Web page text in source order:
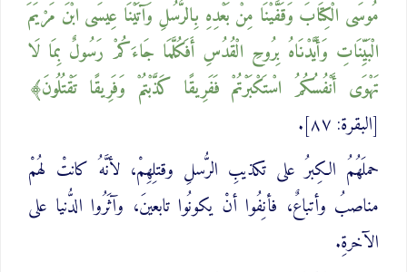
مُوسَى الْكِتَابَ وَقَفَّيْنَا مِنْ بَعْدِهِ بِالرُّسُلِ وَآتَيْنَا عِيسَى ابْنَ مَرْيَمَ
الْبَيِّنَاتِ وَأَيَّدْنَاهُ بِرُوحِ الْقُدُسِ أَفَكُلَّمَا جَاءَكُمْ رَسُولٌ بِمَا لَا
تَهْوَى أَنْفُسُكُمُ ‌اسْتَكْبَرْتُمْ فَفَرِيقًا كَذَّبْتُمْ وَفَرِيقًا تَقْتُلُونَ
[البقرة: ٨٧].
حملَهُمُ الكِبرُ على تكذيبِ الرُّسلِ وقتلِهِمْ، لأنَّهُ كانتْ لهُمْ
مناصبُ وأتباعٌ، فأنِفُوا أنْ يكونُوا تابعينَ، وآثَرُوا الدُّنيا على
الآخرةِ.